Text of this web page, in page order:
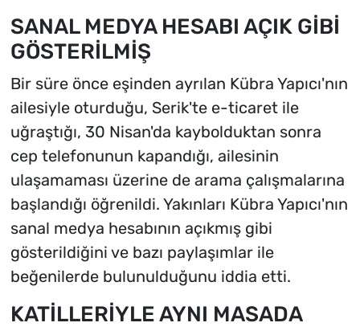
SANAL MEDYA HESABI AÇIK GİBİ
GÖSTERİLMİŞ
Bir süre önce eşinden ayrılan Kübra Yapıcı'nın
ailesiyle oturduğu, Serik'te e-ticaret ile
uğraştığı, 30 Nisan'da kaybolduktan sonra
cep telefonunun kapandığı, ailesinin
ulaşamaması üzerine de arama çalışmalarına
başlandığı öğrenildi. Yakınları Kübra Yapıcı'nın
sanal medya hesabının açıkmış gibi
gösterildiğini ve bazı paylaşımlar ile
beğenilerde bulunulduğunu iddia etti.
KATİLLERİYLE AYNI MASADA